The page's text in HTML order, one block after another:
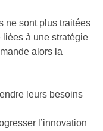
ne sont plus traitées
liées à une stratégie
alors la
leurs besoins
l’innovation